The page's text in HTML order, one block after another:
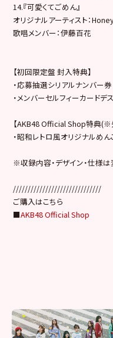
14.『可愛くてごめん』
オリジナルアーティスト：
歌唱メンバー：伊藤百花
【初回限定盤 封入特典】
・応募抽選シリアルナンバー券
・メンバーセルフィーカードデ
【AKB48 Official Shop特典(※
・昭和レトロ風オリジナルめ
※収録内容・デザイン・仕様
//////////////////////////////
ご購入はこちら
■AKB48 Official Shop